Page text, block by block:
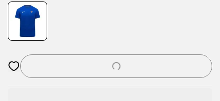
Åbner en Modal til at logge ind eller tilmelde dig som medlem